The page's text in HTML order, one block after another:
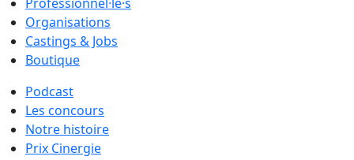
Organisations
Castings & Jobs
Boutique
Podcast
Les concours
Notre histoire
Prix Cinergie